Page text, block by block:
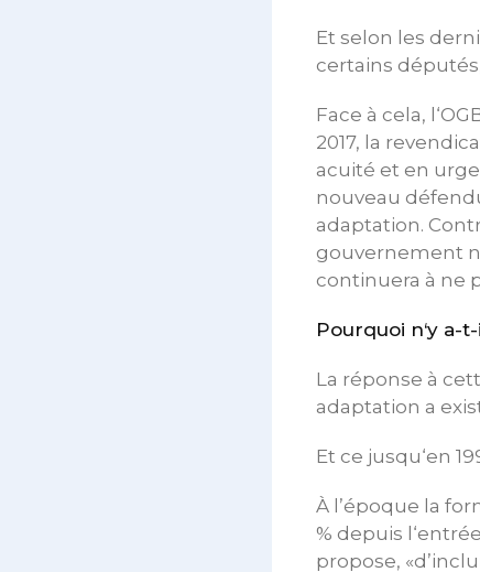
Et selon les
certains
Face à cela,
2017, la
acuité et en
nouveau
adaptation.
gouvernement
continuera à ne
Pourquoi n‘y a-
La réponse à
adaptation a
Et ce jusqu‘en
À l’époque la
% depuis
propose,